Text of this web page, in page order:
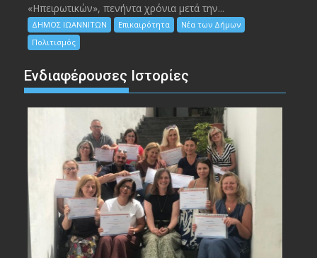
«Ηπειρωτικών», πενήντα χρόνια μετά την...
ΔΗΜΟΣ ΙΩΑΝΝΙΤΩΝ Επικαιρότητα
Νέα των Δήμων
Πολιτισμός
Ενδιαφέρουσες Ιστορίες